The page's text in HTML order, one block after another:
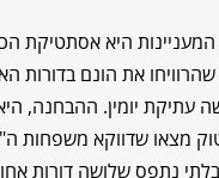
היא אסתטיקת
את הונם בדורות
עתיקת יומין. ההבחנה,
מצאו שדווקא משפחות
נתפס שלושה דורות